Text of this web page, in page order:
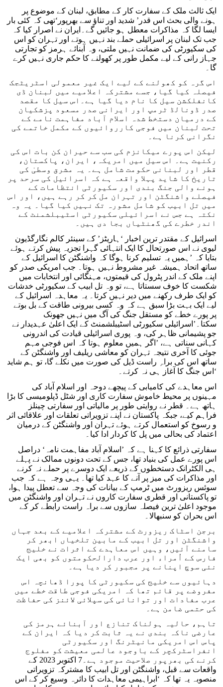
ایک ثالث ملک کے سفارت کار کے مطابق، لبنان کے موضوع پر
ہونے والی بحث اس قدر’ شدید اور تناؤ سے بھرپور‘تھی کہ کئی بار
ایسا لگا کہ مذاکرات معطل ہو جائیں گے۔ایران نے اصرار کیا کہ
جب تک لبنان پر اسرائیلی حملے بند نہیں ہوتے اور تہران کو اس
کی سکیورٹی کی ضمانت نہیں ملتی، وہ آبنائے ہرمز کو تجارتی
جہاز رانی کے لیے مکمل طور پر کھولنے کا حکم جاری نہیں کرے
گا۔
اس گرہ کو کھولنے کے لیے ایک غیر معمولی اسٹریٹجک
فیصلہ کیا گیا، جسے مشترکہ اعلامیے میں لبنان ڈی
کانفلکشن سیل کا نام دیا گیا ہے۔اس سیل کا مقصد
صدر ڈونالڈ ٹرمپ اور ایرانی صدر مسعود پزشکیان
کے درمیان دستخط شدہ اسلام آباد مفاہمت نامے کے
تحت لبنان میں فوجی کارروائیوں کے مکمل خاتمے کی
نگرانی کرنا ہے۔
رکنیت ہے۔ اس سیل میں امریکہ، ایران، پاکستان،
قطر اور لبنانی حکومت شامل ہے۔ یہ مشرق وسطیٰ کی
تاریخ کا شاید پہلا واقعہ ہے کہ اسرائیل کی سرحد پر
ہونے والی جنگ بندی اور سکیورٹی انتظامات کے
فیصلے واشنگٹن اور تہران مل کر کر رہے ہیں، اور اس
میں تل ابیب کو شامل مشورہ تک نہیں کیا گیا۔ یہ وہ
نکتہ ہے جس نے اسرائیلی سکیورٹی اسٹیبلشمنٹ کے
اندر خطرے کی گھنٹیاں بجا دی ہیں۔
اسرائیل کے مقتدر ترین اخبار ‘ہاریٹز’ کے سینئر کالم نگارگڈیون
لیوی نے اس صورتحال کا ایک انتہائی گہرا تجزیہ پیش کرتے ہوئے
بتایا کہ ’ہمیں یہ تسلیم کرنا ہوگا کہ واشنگٹن کا اسرائیل کے
ساتھ اتحاد ہمیشہ غیر مشروط نہیں ہوتا۔ جب امریکی صدر کو
اپنے ملک کے اندر پٹرول کی قیمتوں، مہنگائی اور انتخابات میں
شکست کا خوف سستاتا ہے، تو وہ تل ابیب کے سکیورٹی خدشات
کو ایک طرف رکھنے میں دیر نہیں کرتا۔ یہ معاہدہ اسرائیل کے
لیے ایک بہت بڑا سبق ہے کہ وہ کسی بیرونی طاقت کے بل بوتے
پر پورے خطے کو مستقل جنگ کی آگ میں نہیں جھونک
سکتا۔’اسرائیلی سکیورٹی اسٹیبلشمنٹ کے ایک اعلیٰ عہدیدار نے
جو پشیمانی ظاہر کی، وہ پوری اسرائیلی قیادت کی اندرونی
کہانی سناتی ہے، ’اگر ہمیں معلوم ہوتا کہ اس فوجی مہم
جوئی کا آخری نتیجہ تہران کو معاشی ریلیف اور واشنگٹن کے
ساتھ اس کی براہِ راست ڈیل کی صورت میں نکلے گا، تو ہم شاید
اس جنگ کا آغاز ہی نہ کرتے۔‘
اس معاہدے کی کامیابی کے پیچھے دوحہ اور اسلام آباد کی
مہینوں پر محیط خاموش سفارت کاری اور شٹل ڈپلومیسی کا بڑا
ہاتھ ہے۔ قطر نے روایتی طور پر مالیاتی اور سفارتی چینلز
فراہم کیے، جبکہ پاکستان نے اپنے تزویراتی تعلقات اور علاقائی اثر
و رسوخ کو استعمال کرتے ہوئے تہران اور واشنگٹن کے درمیان
اعتماد کی بحالی میں پل کا کردار ادا کیا۔
سفارتی ذرائع کا کہنا ہے کہ ’اسلام آباد مفاہمت نامہ‘ دراصل
اس پورے عمل کی بنیاد تھا، جس کے تحت دونوں ممالک نے پہلے
ہی الکٹرانک دستخطوں کے ذریعے ایک دوسرے پر حملے نہ کرنے
اور مذاکرات کی میز پر آنے کا عہد کیا تھا۔ یہی وجہ ہے کہ جب
سوئس ریزورٹ میں ٹرمپ کے بیانات کی وجہ سے تعطل پیدا ہوا،
تو پاکستانی اور قطری سفارت کاروں نے تہران اور واشنگٹن میں
موجود اعلیٰ ترین فیصلہ سازوں سے براہ راست رابطے کر کے
اس بحران کو سنبھالا۔
برجن اسٹاک ریزورٹ کے مشترکہ اعلامیے کے بعد جہاں
واشنگٹن اور تل ابیب کے مابین تلخیاں ابھر کر
سامنے آئیں، وہیں اس معاہدے کے اثرات نے خلیج
فارس کے اُمراء اور عرب دارالحکومتوں کو بھی ایک
نئی سوچ اپنانے پر مجبور کر دیا ہے۔
دہائیوں سے خلیج کی سکیورٹی کا پورا ڈھانچہ اس
مفروضے پر قائم تھا کہ امریکی فوجی طاقت خطے میں
عرب مفادات اور توانائی کی سپلائی لائنز کی حفاظت
کی حتمی ضامن ہے۔
تاہم، حالیہ ہولناک تنازع اور آبنائے ہرمز کی
عارضی ناکہ بندی نے یہ ثابت کر دیا کہ ایران کے
پاس اس امریکی مانیٹرنگ اور سکیورٹی
انفراسٹرکچر کے باوجود عالمی معیشت کو مفلوج
کرنے کی بھرپور صلاحیت موجود ہے۔7 اکتوبر 2023 کے
واقعات سے قبل، واشنگٹن اور تل ابیب کا مشترکہ تزویراتی
منصوبہ یہ تھا کہ ‘ابراہیمی معاہدات کا دائرہ وسیع کر کے اس